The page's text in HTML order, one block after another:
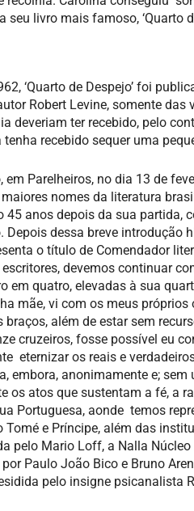
livro mais famoso, ‘Quarto
‘Quarto de Despejo’ foi
Robert Levine, somente
deveriam ter recebido, pelo
recebido sequer uma
Parelheiros, no dia 13 de
nomes da literatura
anos depois da sua partida,
dessa breve introdução
o título de Comendador
devemos continuar
em quatro, elevadas à sua
mãe, vi com os meus
além de estar sem
cruzeiros, fosse possível eu
eternizar os reais e
anonimamente e; sem
os atos que sustentam a fé, a
Portuguesa, aonde temos
e Príncipe, além das
pelo Mario Loff, a Nalla
Paulo João Bico e Bruno
pelo insigne psicanalista